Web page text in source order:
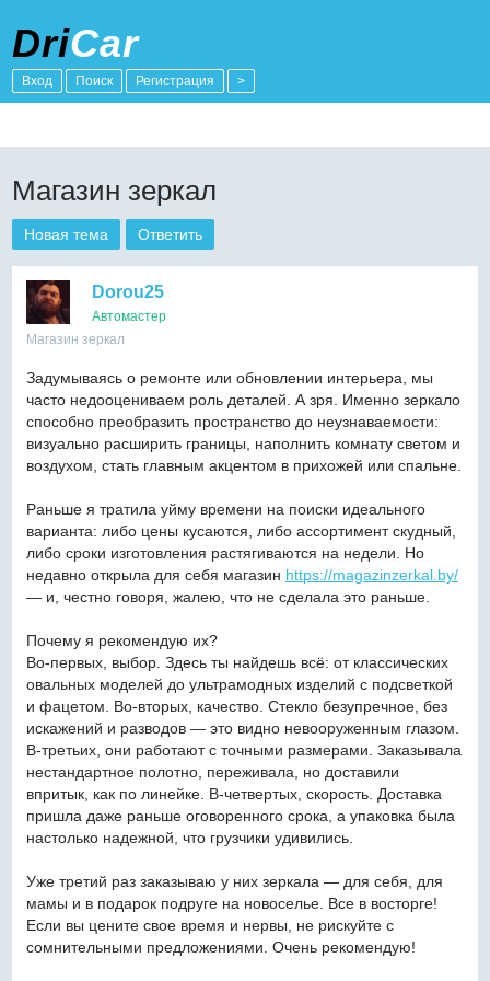
DriCar
Вход Поиск Регистрация >
Магазин зеркал
Новая тема Ответить
Dorou25
Автомастер
Магазин зеркал
Задумываясь о ремонте или обновлении интерьера, мы
часто недооцениваем роль деталей. А зря. Именно зеркало
способно преобразить пространство до неузнаваемости:
визуально расширить границы, наполнить комнату светом и
воздухом, стать главным акцентом в прихожей или спальне.
Раньше я тратила уйму времени на поиски идеального
варианта: либо цены кусаются, либо ассортимент скудный,
либо сроки изготовления растягиваются на недели. Но
недавно открыла для себя магазин https://magazinzerkal.by/
— и, честно говоря, жалею, что не сделала это раньше.
Почему я рекомендую их?
Во-первых, выбор. Здесь ты найдешь всё: от классических
овальных моделей до ультрамодных изделий с подсветкой
и фацетом. Во-вторых, качество. Стекло безупречное, без
искажений и разводов — это видно невооруженным глазом.
В-третьих, они работают с точными размерами. Заказывала
нестандартное полотно, переживала, но доставили
впритык, как по линейке. В-четвертых, скорость. Доставка
пришла даже раньше оговоренного срока, а упаковка была
настолько надежной, что грузчики удивились.
Уже третий раз заказываю у них зеркала — для себя, для
мамы и в подарок подруге на новоселье. Все в восторге!
Если вы цените свое время и нервы, не рискуйте с
сомнительными предложениями. Очень рекомендую!